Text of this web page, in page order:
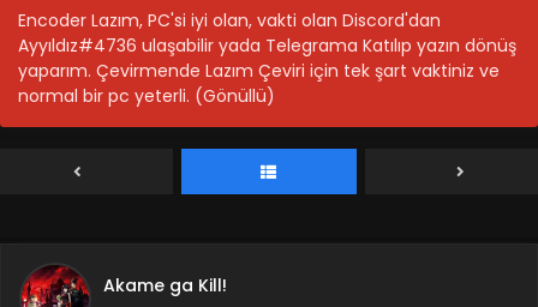
Encoder Lazım, PC'si iyi olan, vakti olan Discord'dan
Ayyıldız#4736 ulaşabilir yada Telegrama Katılıp yazın dönüş
yaparım. Çevirmende Lazım Çeviri için tek şart vaktiniz ve
normal bir pc yeterli. (Gönüllü)
Akame ga Kill!
Blm 11 - Akame ga Kill! 11.Bölüm - Ağustos 29, 2021
Akame ga Kill! 10.Bölüm
Blm 10 - Akame ga Kill! 10.Bölüm - Ağustos 29, 2021
Akame ga Kill! 9.Bölüm
Akame ga Kill! 8.Bölüm